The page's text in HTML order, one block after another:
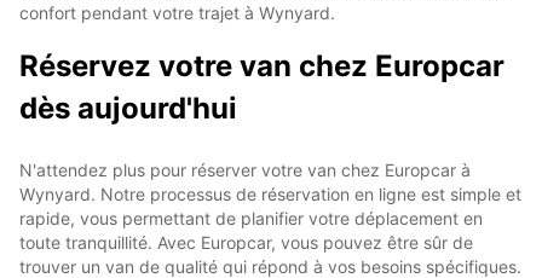
confort pendant votre trajet à Wynyard.
Réservez votre van chez Europcar
dès aujourd'hui
N'attendez plus pour réserver votre van chez Europcar à
Wynyard. Notre processus de réservation en ligne est simple et
rapide, vous permettant de planifier votre déplacement en
toute tranquillité. Avec Europcar, vous pouvez être sûr de
trouver un van de qualité qui répond à vos besoins spécifiques.